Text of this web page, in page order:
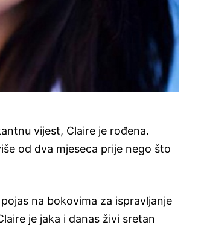
vijest, Claire je rođena.
od dva mjeseca prije nego što
na bokovima za ispravljanje
je jaka i danas živi sretan